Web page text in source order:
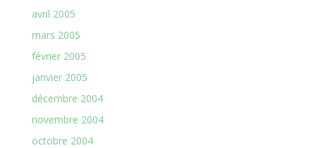
avril 2005
mars 2005
février 2005
janvier 2005
décembre 2004
novembre 2004
octobre 2004